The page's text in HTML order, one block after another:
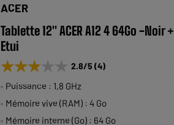
ACER
Tablette 12" ACER A12 4 64Go -Noir +
Etui
★★★★★
★★★★★ 2.8/5 (4)
Puissance : 1,8 GHz
Mémoire vive (RAM) : 4 Go
Mémoire interne (Go) : 64 Go